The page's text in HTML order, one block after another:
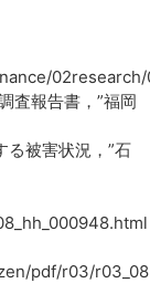
02research/
査報告書，”福岡
る被害状況，”石
pdf/r03/